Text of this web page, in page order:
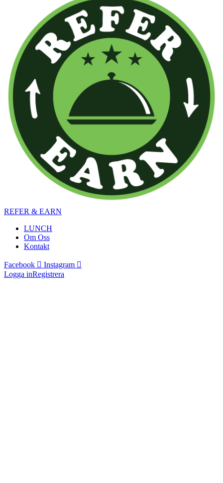
REFER & EARN
LUNCH
Om Oss
Kontakt
Facebook
Instagram
Logga inRegistrera